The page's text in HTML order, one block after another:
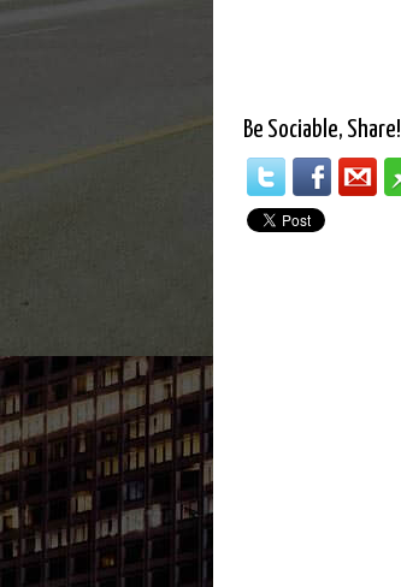
Be Sociable, Share!